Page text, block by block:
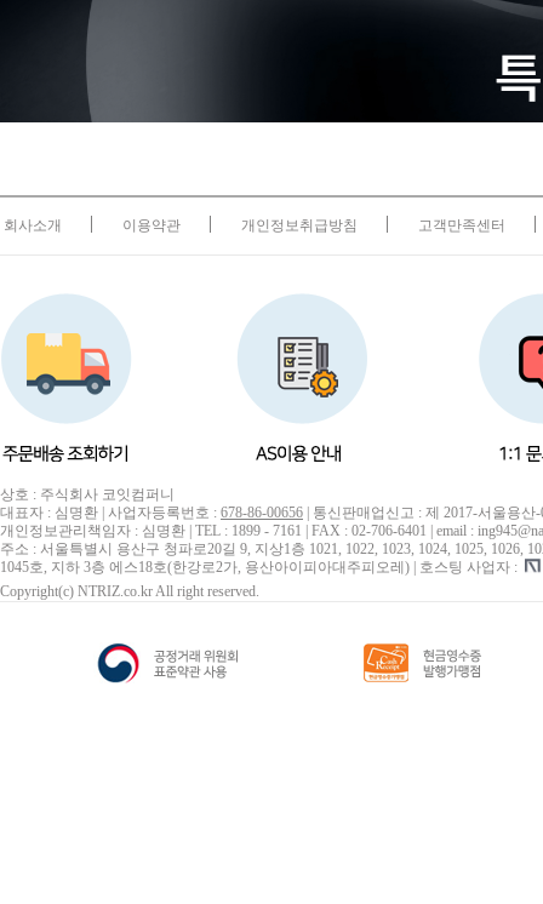
회사소개 이용약관 개인정보취급방침 고객만족센터
상호 : 주식회사 코잇컴퍼니
대표자 : 심명환 | 사업자등록번호 : 678-86-00656 | 통신판매업신고 : 제 2017-서울용산
개인정보관리책임자 : 심명환 | TEL : 1899 - 7161 | FAX : 02-706-6401 | email :
주소 : 서울특별시 용산구 청파로20길 9, 지상1층 1021, 1022, 1023, 1024, 1025, 1026,
1045호, 지하 3층 에스18호(한강로2가, 용산아이피아대주피오레) | 호스팅 사업자 :
Copyright(c) NTRIZ.co.kr All right reserved.